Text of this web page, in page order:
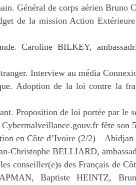
Général de corps aérien Bruno
de la mission Action
Caroline BILKEY,
Interview au média
Adoption de la loi contre la
Proposition de loi portée par le
fête son
en Côte d’Ivoire (2/2) –
Christophe BELLIARD,
conseiller(e)s des Français de
Baptiste HEINTZ,